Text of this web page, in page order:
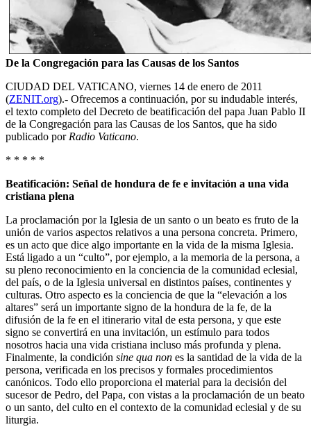
De la Congregación para las Causas de los Santos
CIUDAD DEL VATICANO, viernes 14 de enero de 2011
(ZENIT.org).- Ofrecemos a continuación, por su indudable interés,
el texto completo del Decreto de beatificación del papa Juan Pablo II
de la Congregación para las Causas de los Santos, que ha sido
publicado por Radio Vaticano.
* * * * *
Beatificación: Señal de hondura de fe e invitación a una vida
cristiana plena
La proclamación por la Iglesia de un santo o un beato es fruto de la
unión de varios aspectos relativos a una persona concreta. Primero,
es un acto que dice algo importante en la vida de la misma Iglesia.
Está ligado a un “culto”, por ejemplo, a la memoria de la persona, a
su pleno reconocimiento en la conciencia de la comunidad eclesial,
del país, o de la Iglesia universal en distintos países, continentes y
culturas. Otro aspecto es la conciencia de que la “elevación a los
altares” será un importante signo de la hondura de la fe, de la
difusión de la fe en el itinerario vital de esta persona, y que este
signo se convertirá en una invitación, un estímulo para todos
nosotros hacia una vida cristiana incluso más profunda y plena.
Finalmente, la condición sine qua non es la santidad de la vida de la
persona, verificada en los precisos y formales procedimientos
canónicos. Todo ello proporciona el material para la decisión del
sucesor de Pedro, del Papa, con vistas a la proclamación de un beato
o un santo, del culto en el contexto de la comunidad eclesial y de su
liturgia.